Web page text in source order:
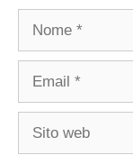
Nome
Email
Sito